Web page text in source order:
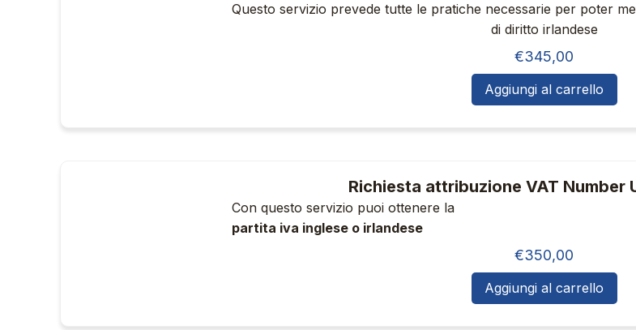
del
Questo servizio prevede tutte le pratiche necessarie per poter
di diritto irlandese
€345,00
Aggiungi al carrello
Richiesta attribuzione VAT Number
Con questo servizio puoi ottenere la
partita iva inglese o irlandese
€350,00
Aggiungi al carrello